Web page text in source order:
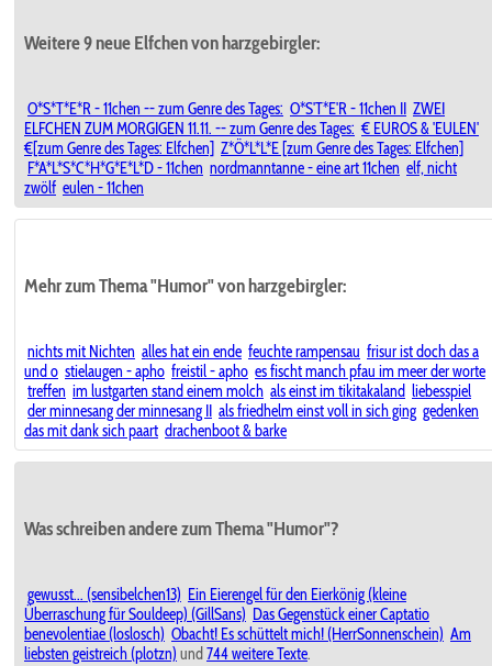
Weitere 9 neue Elfchen von harzgebirgler:
O*S*T*E*R - 11chen -- zum Genre des Tages: O*S'T*E'R - 11chen II ZWEI
ELFCHEN ZUM MORGIGEN 11.11. -- zum Genre des Tages: € EUROS & 'EULEN'
€[zum Genre des Tages: Elfchen] Z*Ö*L*L*E [zum Genre des Tages: Elfchen]
F*A*L*S*C*H*G*E*L*D - 11chen nordmanntanne - eine art 11chen elf, nicht
zwölf eulen - 11chen
Mehr zum Thema "Humor" von harzgebirgler:
nichts mit Nichten alles hat ein ende feuchte rampensau frisur ist doch das a
und o stielaugen - apho freistil - apho es fischt manch pfau im meer der worte
treffen im lustgarten stand einem molch als einst im tikitakaland liebesspiel
der minnesang der minnesang II als friedhelm einst voll in sich ging gedenken
das mit dank sich paart drachenboot & barke
Was schreiben andere zum Thema "Humor"?
gewusst... (sensibelchen13) Ein Eierengel für den Eierkönig (kleine
Überraschung für Souldeep) (GillSans) Das Gegenstück einer Captatio
benevolentiae (loslosch) Obacht! Es schüttelt mich! (HerrSonnenschein) Am
liebsten geistreich (plotzn) und 744 weitere Texte.